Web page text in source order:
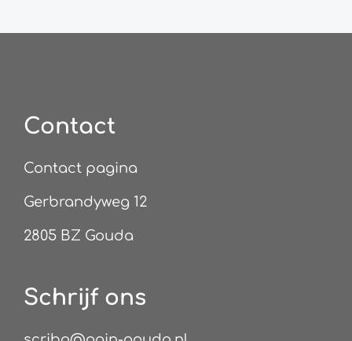
Contact
Contact pagina
Gerbrandyweg 12
2805 BZ Gouda
Schrijf ons